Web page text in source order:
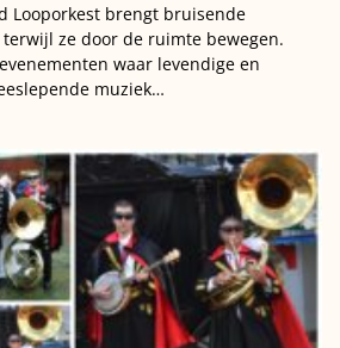
Looporkest brengt bruisende
ze door de ruimte bewegen.
waar levendige en
muziek…